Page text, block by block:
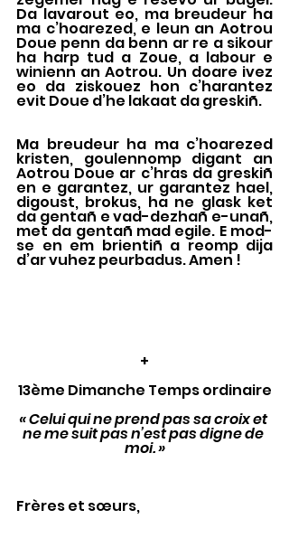
Da lavarout eo, ma breudeur ha
ma c’hoarezed, e leun an Aotrou
Doue penn da benn ar re a sikour
ha harp tud a Zoue, a labour e
winienn an Aotrou. Un doare ivez
eo da ziskouez hon c’harantez
evit Doue d’he lakaat da greskiñ.
Ma breudeur ha ma c’hoarezed
kristen, goulennomp digant an
Aotrou Doue ar c’hras da greskiñ
en e garantez, ur garantez hael,
digoust, brokus, ha ne glask ket
da gentañ e vad-dezhañ e-unañ,
met da gentañ mad egile. E mod-
se en em brientiñ a reomp dija
d’ar vuhez peurbadus. Amen !
+
13ème Dimanche Temps ordinaire
« Celui qui ne prend pas sa croix et
ne me suit pas n’est pas digne de
moi. »
Frères et sœurs,